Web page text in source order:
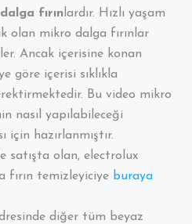
fırın lardır. Hızlı yaşam
olan mikro dalga fırınlar
Ancak içerisine konan
göre içerisi sıklıkla
Bu video mikro
nasıl yapılabileceği
için hazırlanmıştır.
satışta olan, electrolux
fırın temizleyiciye buraya
diğer tüm beyaz